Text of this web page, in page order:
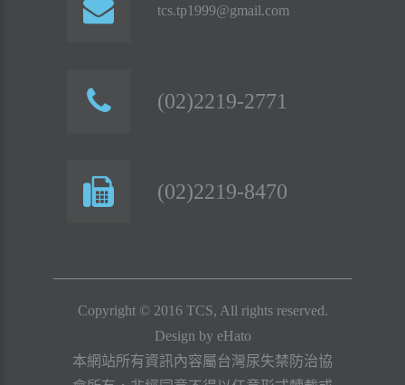
tcs.tp1999@gmail.com
(02)2219-2771
(02)2219-8470
Copyright © 2016 TCS, All rights reserved.
Design by eHato
本網站所有資訊內容屬台灣尿失禁防治協